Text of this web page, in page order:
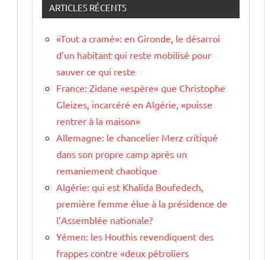
ARTICLES RÉCENTS
«Tout a cramé»: en Gironde, le désarroi
d’un habitant qui reste mobilisé pour
sauver ce qui reste
France: Zidane «espère» que Christophe
Gleizes, incarcéré en Algérie, «puisse
rentrer à la maison»
Allemagne: le chancelier Merz critiqué
dans son propre camp après un
remaniement chaotique
Algérie: qui est Khalida Boufedech,
première femme élue à la présidence de
l’Assemblée nationale?
Yémen: les Houthis revendiquent des
frappes contre «deux pétroliers